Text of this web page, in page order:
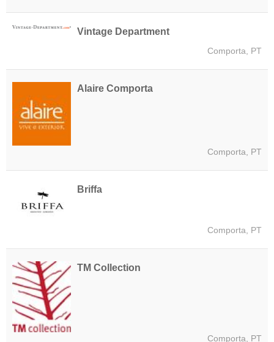
Vintage Department
Comporta, PT
Alaire Comporta
Comporta, PT
Briffa
Comporta, PT
TM Collection
Comporta, PT